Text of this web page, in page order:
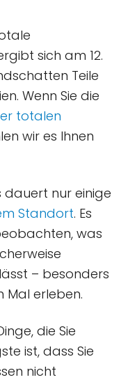
sich am 12.
Teile
Wenn Sie die
totalen
wir es Ihnen
dauert nur einige
Standort. Es
was
– besonders
Mal erleben.
die Sie
ist, dass Sie
nicht